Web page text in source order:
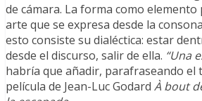
de cámara. La forma como
arte que se expresa desde la
esto consiste su dialéctica: estar
desde el discurso, salir de ella. “Una
habría que añadir, parafraseando el
película de Jean-Luc Godard À bout